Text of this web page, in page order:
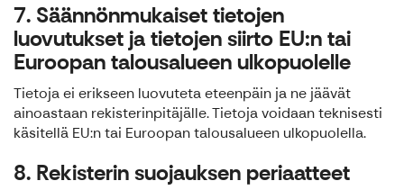
7. Säännönmukaiset tietojen
luovutukset ja tietojen siirto EU:n tai
Euroopan talousalueen ulkopuolelle
Tietoja ei erikseen luovuteta eteenpäin ja ne jäävät
ainoastaan rekisterinpitäjälle. Tietoja voidaan teknisesti
käsitellä EU:n tai Euroopan talousalueen ulkopuolella.
8. Rekisterin suojauksen periaatteet